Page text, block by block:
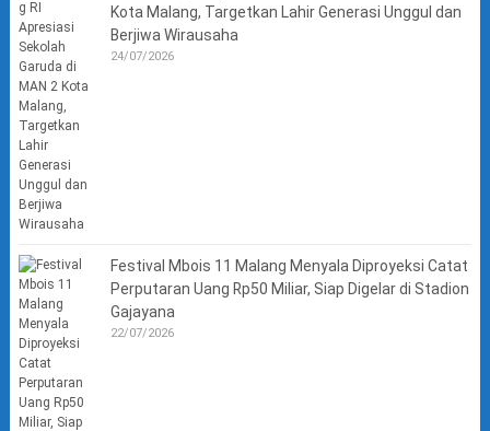
Kota Malang, Targetkan Lahir Generasi Unggul dan
Berjiwa Wirausaha
24/07/2026
Festival Mbois 11 Malang Menyala Diproyeksi Catat
Perputaran Uang Rp50 Miliar, Siap Digelar di Stadion
Gajayana
22/07/2026